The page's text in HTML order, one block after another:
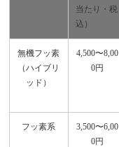
当たり・税
込）
無機フッ素
（ハイブリ
ッド）
4,500〜8,00
0円
フッ素系
3,500〜6,00
0円